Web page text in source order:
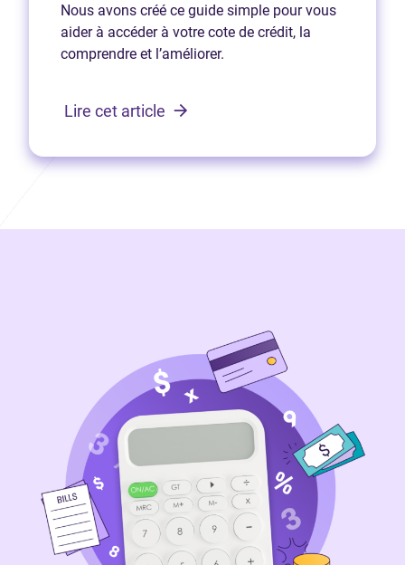
Nous avons créé ce guide simple pour vous
aider à accéder à votre cote de crédit, la
comprendre et l’améliorer.
Lire cet article